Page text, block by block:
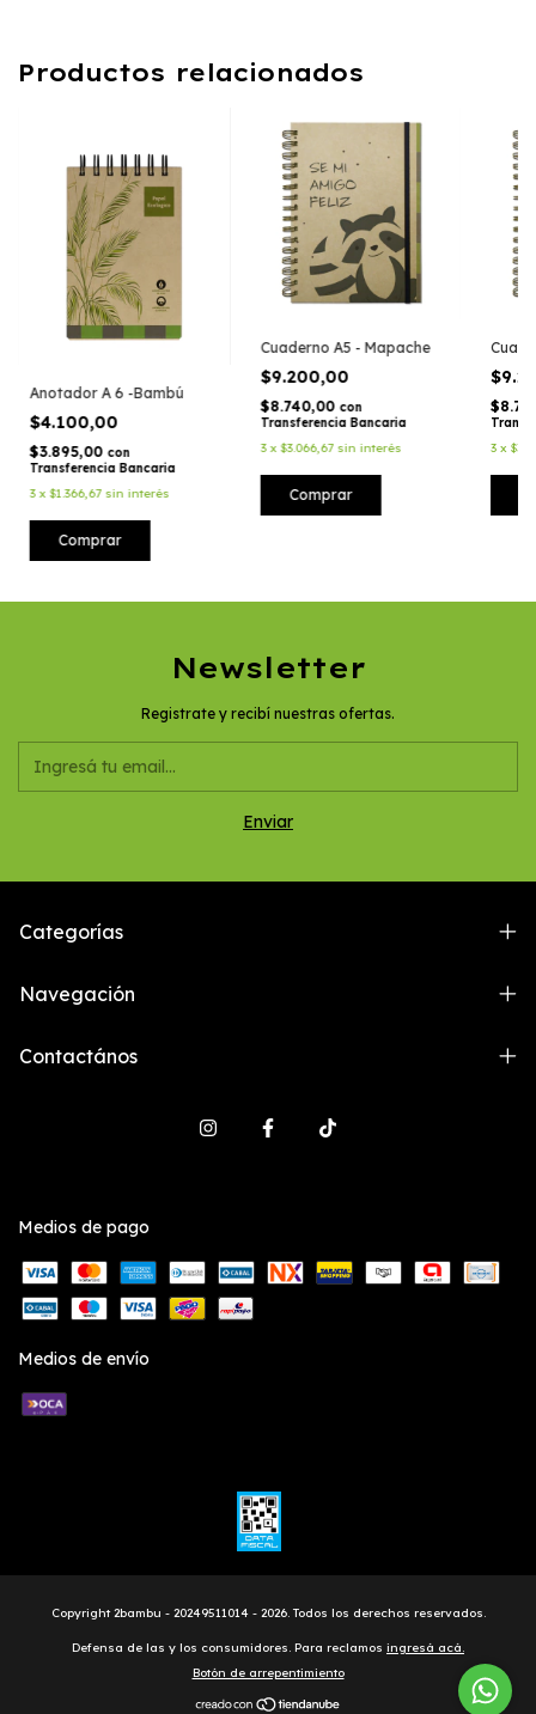
Productos relacionados
Anotador A 6 -Bambú
$4.100,00
$3.895,00 con
Transferencia Bancaria
3 x$1.366,67 sin interés
Cuaderno A5 - Mapache
$9.200,00
$8.740,00 con
Transferencia Bancaria
3 x$3.066,67 sin interés
Comprar
3 x
Newsletter
Registrate y recibí nuestras ofertas.
Categorías
Navegación
Contactános
Medios de pago
Medios de envío
Copyright 2bambu - 20249511014 - 2026. Todos los derechos reservados.
Defensa de las y los consumidores. Para reclamos ingresá acá.
Botón de arrepentimiento